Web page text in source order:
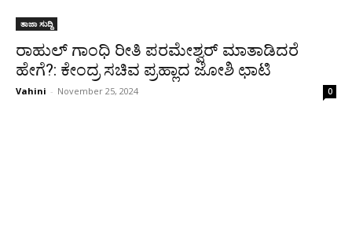
ತಾಜಾ ಸುದ್ದಿ
ರಾಹುಲ್ ಗಾಂಧಿ ರೀತಿ ಪರಮೇಶ್ವರ್ ಮಾತಾಡಿದರೆ
ಹೇಗೆ?: ಕೇಂದ್ರ ಸಚಿವ ಪ್ರಹ್ಲಾದ ಜೋಶಿ ಛಾಟಿ
Vahini - November 25, 2024 0